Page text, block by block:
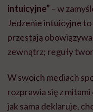
intuicyjne” – w
Jedzenie intuicyjne
przestają
zewnątrz; reguły
W swoich mediach
rozprawia się z
jak sama deklaruje,